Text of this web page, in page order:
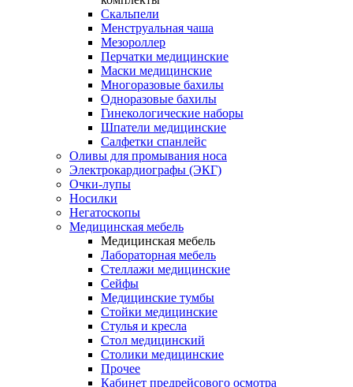
Скальпели
Менструальная чаша
Мезороллер
Перчатки медицинские
Маски медицинские
Многоразовые бахилы
Одноразовые бахилы
Гинекологические наборы
Шпатели медицинские
Салфетки спанлейс
Оливы для промывания носа
Электрокардиографы (ЭКГ)
Очки-лупы
Носилки
Негатоскопы
Медицинская мебель
Медицинская мебель
Лабораторная мебель
Стеллажи медицинские
Сейфы
Медицинские тумбы
Стойки медицинские
Cтулья и кресла
Стол медицинский
Столики медицинские
Прочее
Кабинет предрейсового осмотра